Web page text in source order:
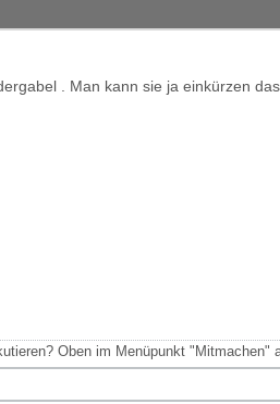
. Man kann sie ja einkürzen
Oben im Menüpunkt "Mitmachen"